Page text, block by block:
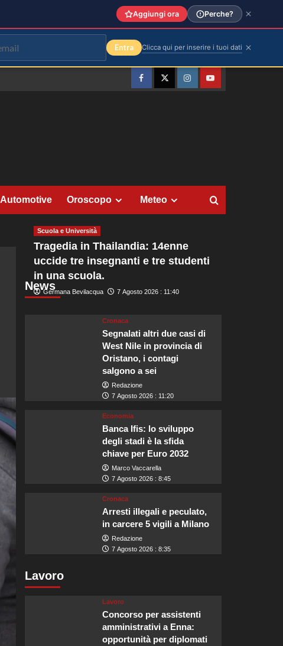
FacebookTwitterInstagramYouTube
Automotive Oroscopo Meteo
News
Scuola e Università
Tragedia in Thailandia: 14enne
uccide tre insegnanti e tre studenti
in una scuola.
Germana Bevilacqua 7 Agosto 2026 : 11:40
Cronaca
Segnalati altri due casi di
West Nile in provincia di
Oristano, i contagi
salgono a sei
Redazione
7 Agosto 2026 : 11:20
Economia
Banca Ifis: lo sviluppo
degli stadi è la sfida
chiave per Euro 2032
Marco Vaccarella
7 Agosto 2026 : 8:45
Cronaca
Arresti illegali e peculato,
in carcere 5 vigili a Milano
Redazione
7 Agosto 2026 : 8:35
Lavoro
Lavoro
Concorso per assistenti
amministrativi a Enna:
opportunità per diplomati
Aggiungi ora Perche?
Entra Clicca qui per inserire i tuoi dati